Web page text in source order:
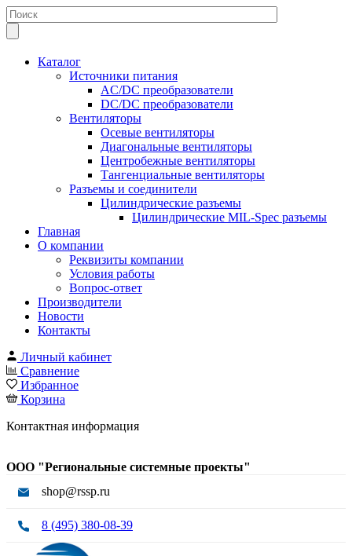
Каталог
Источники питания
AC/DC преобразователи
DC/DC преобразователи
Вентиляторы
Осевые вентиляторы
Диагональные вентиляторы
Центробежные вентиляторы
Тангенциальные вентиляторы
Разъемы и соединители
Цилиндрические разъемы
Цилиндрические MIL-Spec разъемы
Главная
О компании
Реквизиты компании
Условия работы
Вопрос-ответ
Производители
Новости
Контакты
Личный кабинет
Сравнение
Избранное
Корзина
Контактная информация
ООО "Региональные системные проекты"
shop@rssp.ru
8 (495) 380-08-39